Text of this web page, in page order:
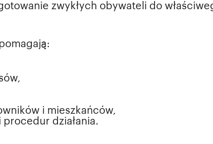
zwykłych obywateli do
i mieszkańców,
działania.